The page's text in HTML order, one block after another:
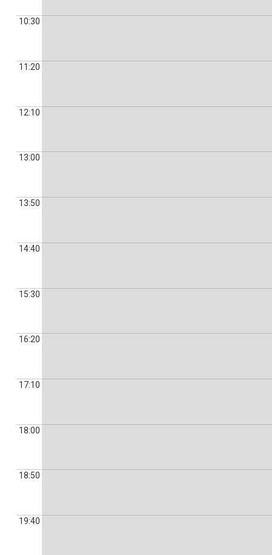
10:30
11:20
12:10
13:00
13:50
14:40
15:30
16:20
17:10
18:00
18:50
19:40